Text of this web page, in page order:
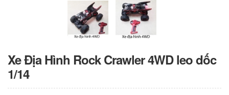
Xe Địa Hình Rock Crawler 4WD leo dốc
1/14